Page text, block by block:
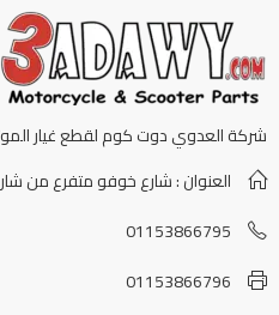
شركة العدوي دوت كوم لقطع غيار
العنوان : شارع خوفو متفرع من
01153866795
01153866796